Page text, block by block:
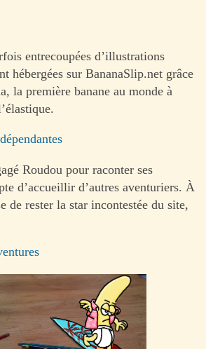
entrecoupées d’illustrations
hébergées sur BananaSlip.net grâce
la première banane au monde à
Roudou pour raconter ses
d’accueillir d’autres aventuriers. À
de rester la star incontestée du site,